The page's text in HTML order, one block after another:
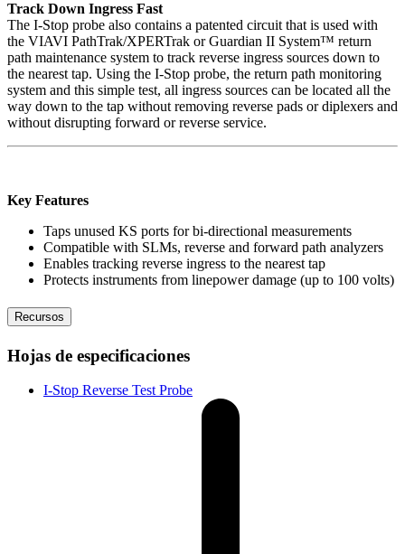
Track Down Ingress Fast
The I-Stop probe also contains a patented circuit that is used with
the VIAVI PathTrak/XPERTrak or Guardian II System™ return
path maintenance system to track reverse ingress sources down to
the nearest tap. Using the I-Stop probe, the return path monitoring
system and this simple test, all ingress sources can be located all the
way down to the tap without removing reverse pads or diplexers and
without disrupting forward or reverse service.
Key Features
Taps unused KS ports for bi-directional measurements
Compatible with SLMs, reverse and forward path analyzers
Enables tracking reverse ingress to the nearest tap
Protects instruments from linepower damage (up to 100 volts)
Recursos
Hojas de especificaciones
I-Stop Reverse Test Probe